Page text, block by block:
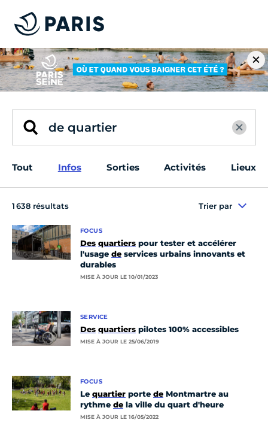
Tout Infos Sorties Activités Lieux
1 638 résultats Trier par
FOCUS
Des quartiers pour tester et accélérer
l'usage de services urbains innovants et
durables
MISE À JOUR LE 10/01/2023
SERVICE
Des quartiers pilotes 100% accessibles
MISE À JOUR LE 25/06/2019
FOCUS
Le quartier porte de Montmartre au
rythme de la ville du quart d'heure
MISE À JOUR LE 16/05/2022